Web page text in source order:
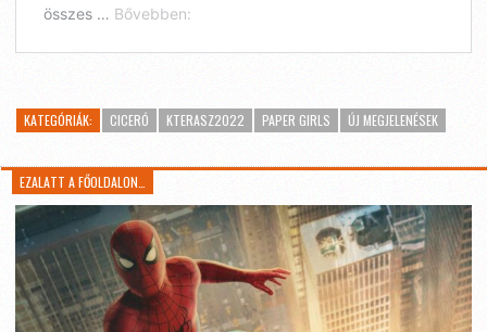
KATEGÓRIÁK: CICERÓ KTERASZ2022 PAPER GIRLS ÚJ MEGJELENÉSEK
EZALATT A FŐOLDALON…